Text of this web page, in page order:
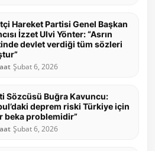
Hareket Partisi Genel Başkan
İzzet Ulvi Yönter: “Asrın
devlet verdiği tüm sözleri
Şubat 6, 2026
Sözcüsü Buğra Kavuncu:
deprem riski Türkiye için
beka problemidir”
Şubat 6, 2026